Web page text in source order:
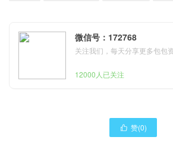
微信号：172768
关注我们，每天分享更多包包
12000人已关注
 赞(0)